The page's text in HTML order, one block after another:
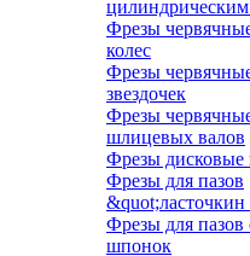
Фрезы
колес
Фрезы
звездочек
Фрезы
шлицевых валов
Фрезы дисковые
Фрезы для пазов
&quot;ласточкин
Фрезы для пазов
шпонок